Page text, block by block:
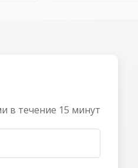
в течение 15 минут